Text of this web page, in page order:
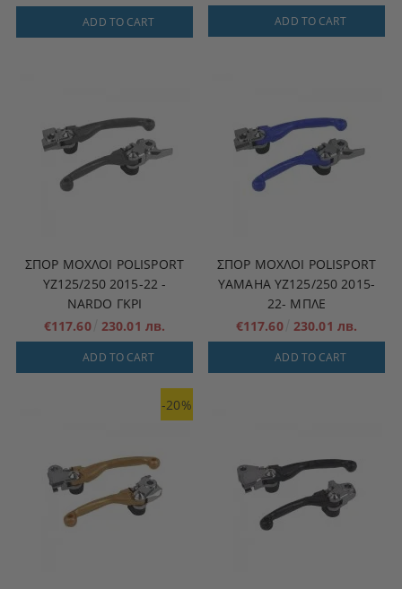
ADD TO CART ADD TO CART
ΣΠΟΡ ΜΟΧΛΟΊ POLISPORT
YZ125/250 2015-22 -
NARDO ΓΚΡΙ
€117.60 230.01 лв.
ADD TO CART
ΣΠΟΡ ΜΟΧΛΟΊ POLISPORT
YAMAHA YZ125/250 2015-
22- ΜΠΛΕ
€117.60 230.01 лв.
ADD TO CART
-20%